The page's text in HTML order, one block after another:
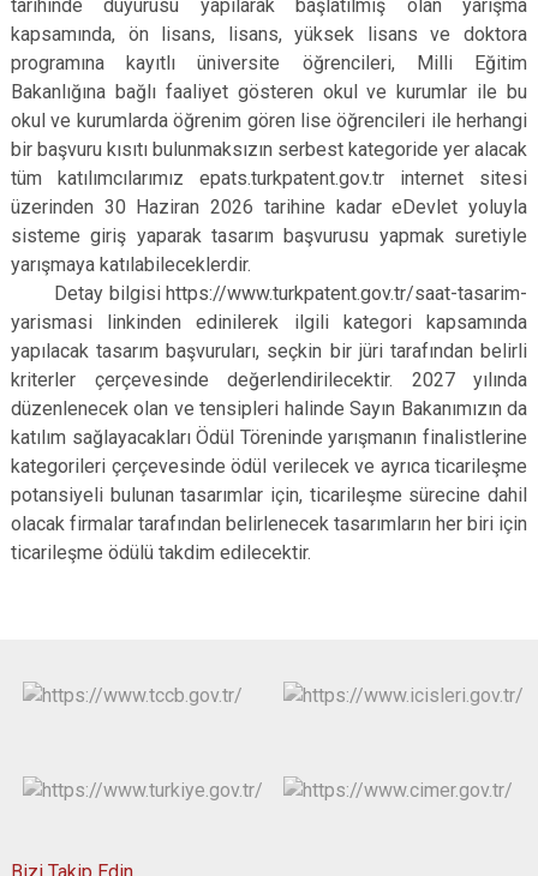
tarihinde duyurusu yapılarak başlatılmış olan yarışma
kapsamında, ön lisans, lisans, yüksek lisans ve doktora
programına kayıtlı üniversite öğrencileri, Milli Eğitim
Bakanlığına bağlı faaliyet gösteren okul ve kurumlar ile bu
okul ve kurumlarda öğrenim gören lise öğrencileri ile herhangi
bir başvuru kısıtı bulunmaksızın serbest kategoride yer alacak
tüm katılımcılarımız epats.turkpatent.gov.tr internet sitesi
üzerinden 30 Haziran 2026 tarihine kadar eDevlet yoluyla
sisteme giriş yaparak tasarım başvurusu yapmak suretiyle
yarışmaya katılabileceklerdir.
Detay bilgisi https://www.turkpatent.gov.tr/saat-tasarim-
yarismasi linkinden edinilerek ilgili kategori kapsamında
yapılacak tasarım başvuruları, seçkin bir jüri tarafından belirli
kriterler çerçevesinde değerlendirilecektir. 2027 yılında
düzenlenecek olan ve tensipleri halinde Sayın Bakanımızın da
katılım sağlayacakları Ödül Töreninde yarışmanın finalistlerine
kategorileri çerçevesinde ödül verilecek ve ayrıca ticarileşme
potansiyeli bulunan tasarımlar için, ticarileşme sürecine dahil
olacak firmalar tarafından belirlenecek tasarımların her biri için
ticarileşme ödülü takdim edilecektir.
Bizi Takip Edin